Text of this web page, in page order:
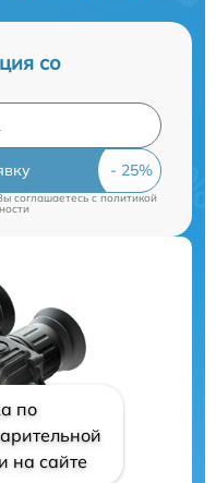
со
соглашаетесь cполитикой
по
на сайте